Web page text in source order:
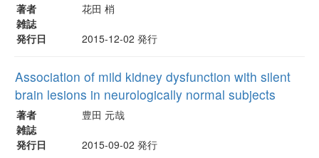
著者
花田 梢
雑誌
発行日
2015-12-02 発行
Association of mild kidney dysfunction with silent
brain lesions in neurologically normal subjects
著者
豊田 元哉
雑誌
発行日
2015-09-02 発行